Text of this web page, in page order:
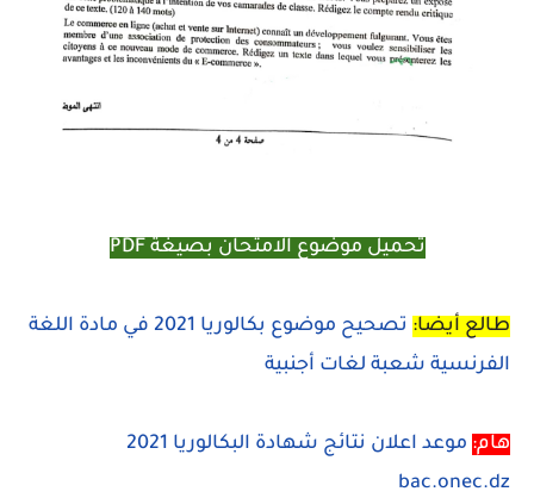
تحميل موضوع الامتحان بصيغة PDF
طالع أيضا:
تصحيح موضوع بكالوريا 2021 في مادة اللغة
الفرنسية شعبة لغات أجنبية
هام:
موعد اعلان نتائج شهادة البكالوريا 2021
bac.onec.dz